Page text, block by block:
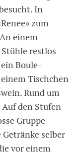
In
zum
einem
restlos
Boule-
Tischchen
Rund um
den Stufen
Gruppe
selber
vor einem